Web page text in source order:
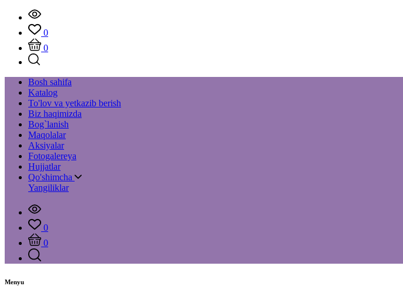
0
0
Bosh sahifa
Katalog
To'lov va yetkazib berish
Biz haqimizda
Bog`lanish
Maqolalar
Aksiyalar
Fotogalereya
Hujjatlar
Qo'shimcha
Yangiliklar
0
0
Menyu